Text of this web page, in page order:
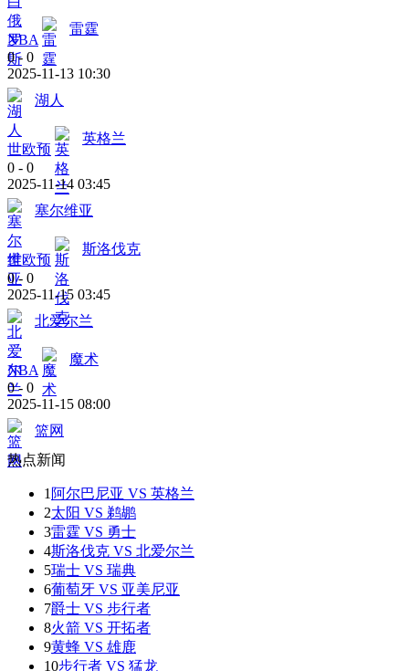
NBA
雷霆
0 - 0
2025-11-13 10:30
湖人
世欧预
英格兰
0 - 0
2025-11-14 03:45
塞尔维亚
世欧预
斯洛伐克
0 - 0
2025-11-15 03:45
北爱尔兰
NBA
魔术
0 - 0
2025-11-15 08:00
篮网
热点新闻
1 阿尔巴尼亚 VS 英格兰
2太阳 VS 鹈鹕
3雷霆 VS 勇士
4斯洛伐克 VS 北爱尔兰
5瑞士 VS 瑞典
6葡萄牙 VS 亚美尼亚
7爵士 VS 步行者
8火箭 VS 开拓者
9黄蜂 VS 雄鹿
10步行者 VS 猛龙